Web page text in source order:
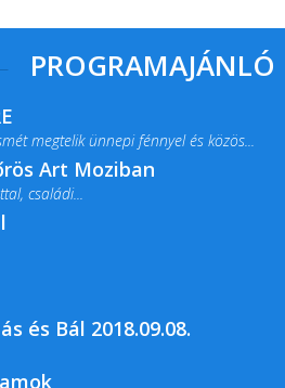
PROGRAMAJÁNLÓ
megtelik ünnepi fénnyel és közös...
Art Moziban
családi...
Könyvtár és...
és Bál 2018.09.08.